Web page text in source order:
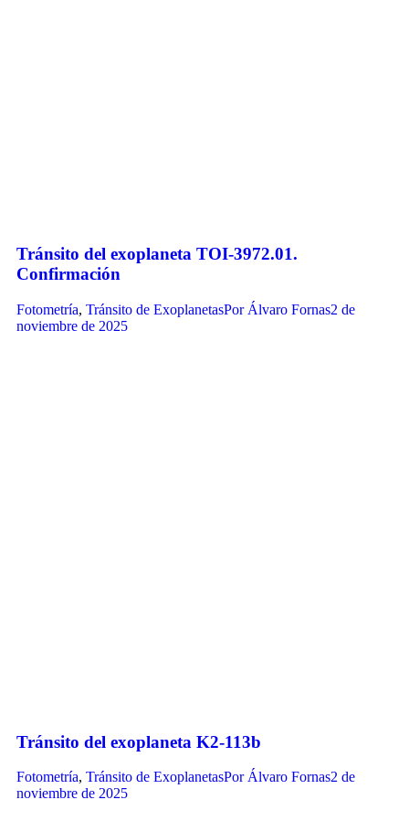
Tránsito del exoplaneta TOI-3972.01.
Confirmación
Fotometría, Tránsito de ExoplanetasPor Álvaro Fornas2 de
noviembre de 2025
Tránsito del exoplaneta K2-113b
Fotometría, Tránsito de ExoplanetasPorÁlvaro Fornas2 de
noviembre de 2025